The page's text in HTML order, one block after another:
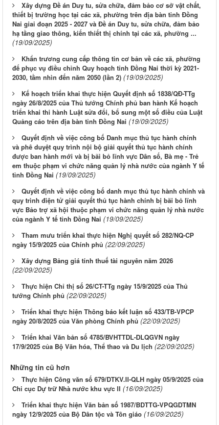
Xây dựng Đề án Duy tu, sửa chữa, đảm bảo cơ sở vật chất,
thiết bị trường học tại các xã, phường trên địa bàn tỉnh Đồng
Nai giai đoạn 2025 - 2027 và Đề án Duy tu, sửa chữa, đảm bảo
hạ tầng giao thông, kiến thiết thị chính tại các xã, phường ...
(19/09/2025)
Khẩn trương cung cấp thông tin cơ bản về các xã, phường
để phục vụ điều chỉnh Quy hoạch tỉnh Đồng Nai thời kỳ 2021-
2030, tầm nhìn đến năm 2050 (lần 2) (19/09/2025)
Kế hoạch triển khai thực hiện Quyết định số 1838/QĐ-TTg
ngày 26/8/2025 của Thủ tướng Chính phủ ban hành Kế hoạch
triển khai thi hành Luật sửa đổi, bổ sung một số điều của Luật
Quảng cáo trên địa bàn tỉnh Đồng Nai (19/09/2025)
Quyết định về việc công bố Danh mục thủ tục hành chính
và phê duyệt quy trình nội bộ giải quyết thủ tục hành chính
được ban hành mới và bị bãi bỏ lĩnh vực Dân số, Bà mẹ - Trẻ
em thuộc phạm vi chức năng quản lý nhà nước của ngành Y tế
tỉnh Đồng Nai (19/09/2025)
Quyết định về việc công bố danh mục thủ tục hành chính và
quy trình điện tử giải quyết thủ tục hành chính bị bãi bỏ lĩnh
vực Bảo trợ xã hội thuộc phạm vi chức năng quản lý nhà nước
của ngành Y tế tỉnh Đồng Nai (19/09/2025)
Tham mưu triển khai thực hiện Nghị quyết số 282/NQ-CP
ngày 15/9/2025 của Chính phủ (22/09/2025)
Xây dựng Bảng giá tính thuế tài nguyên năm 2026
(22/09/2025)
Thực hiện Chỉ thị số 26/CT-TTg ngày 15/9/2025 của Thủ
tướng Chính phủ (22/09/2025)
Triển khai thực hiện Thông báo kết luận số 433/TB-VPCP
ngày 20/8/2025 của Văn phòng Chính phủ (22/09/2025)
Triển khai Văn bản số 4785/BVHTTDL-DLQGVN ngày
17/9/2025 của Bộ Văn hóa, Thể thao và Du lịch (22/09/2025)
Những tin cũ hơn
Thực hiện Công văn số 679/DTKV.II-QLH ngày 05/9/2025 của
Chi cục Dự trữ Nhà nước khu vực II (16/09/2025)
Triển khai thực hiện Văn bản số 1987/BDTTG-VPQGDTMN
ngày 12/9/2025 của Bộ Dân tộc và Tôn giáo (16/09/2025)